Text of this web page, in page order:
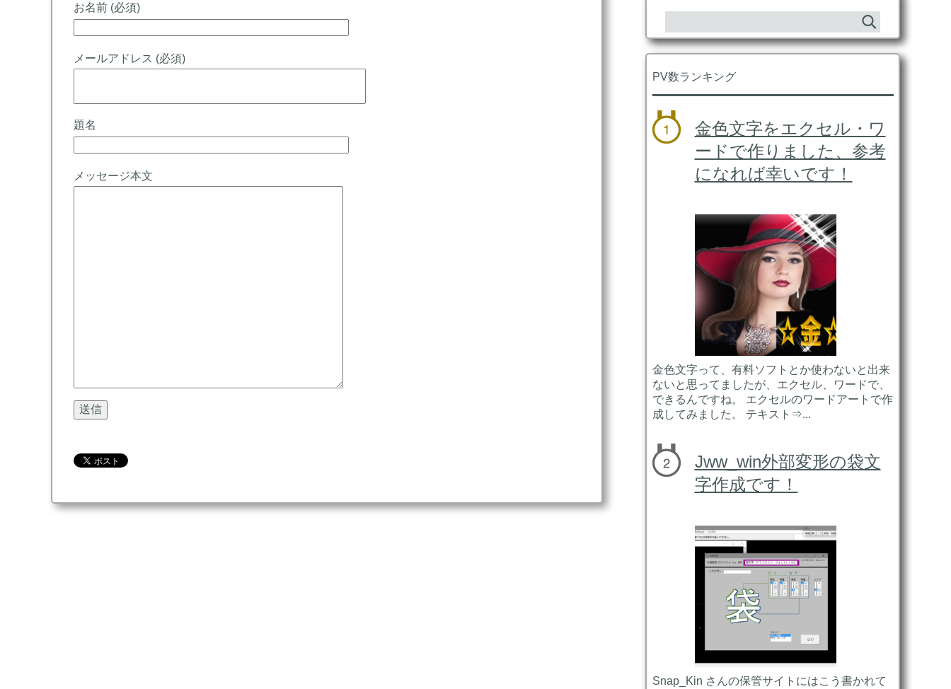
お名前 (必須)
メールアドレス (必須)
題名
メッセージ本文
PV数ランキング
金色文字をエクセル・ワ
ードで作りました、参考
になれば幸いです！
金色文字って、有料ソフトとか使わないと出来
ないと思ってましたが、エクセル、ワードで、
できるんですね。 エクセルのワードアートで作
成してみました。 テキスト⇒...
Jww_win外部変形の袋文
字作成です！
Snap_Kin さんの保管サイトにはこう書かれて